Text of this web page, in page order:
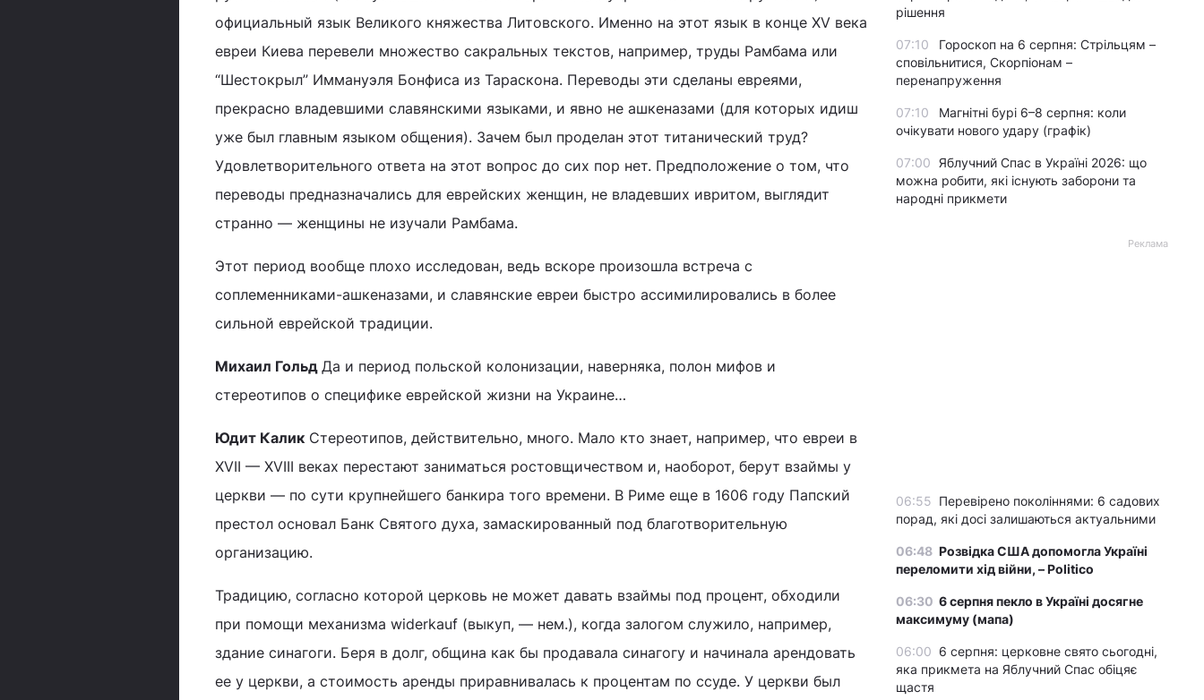
официальный язык Великого княжества Литовского. Именно на этот язык в конце XV века
евреи Киева перевели множество сакральных текстов, например, труды Рамбама или
“Шестокрыл” Иммануэля Бонфиса из Тараскона. Переводы эти сделаны евреями,
прекрасно владевшими славянскими языками, и явно не ашкеназами (для которых идиш
уже был главным языком общения). Зачем был проделан этот титанический труд?
Удовлетворительного ответа на этот вопрос до сих пор нет. Предположение о том, что
переводы предназначались для еврейских женщин, не владевших ивритом, выглядит
странно — женщины не изучали Рамбама.
Этот период вообще плохо исследован, ведь вскоре произошла встреча с
соплеменниками-ашкеназами, и славянские евреи быстро ассимилировались в более
сильной еврейской традиции.
Михаил Гольд Да и период польской колонизации, наверняка, полон мифов и
стереотипов о специфике еврейской жизни на Украине…
Юдит Калик Стереотипов, действительно, много. Мало кто знает, например, что евреи в
XVII — XVIII веках перестают заниматься ростовщичеством и, наоборот, берут взаймы у
церкви — по сути крупнейшего банкира того времени. В Риме еще в 1606 году Папский
престол основал Банк Святого духа, замаскированный под благотворительную
организацию.
Традицию, согласно которой церковь не может давать взаймы под процент, обходили
при помощи механизма widerkauf (выкуп, — нем.), когда залогом служило, например,
здание синагоги. Беря в долг, община как бы продавала синагогу и начинала арендовать
ее у церкви, а стоимость аренды приравнивалась к процентам по ссуде. У церкви был
рішення
07:10
Гороскоп на 6 серпня: Стрільцям –
сповільнитися, Скорпіонам –
перенапруження
07:10
Магнітні бурі 6–8 серпня: коли
очікувати нового удару (графік)
07:00 Яблучний Спас в Україні 2026: що
можна робити, які існують заборони та
народні прикмети
Реклама
06:55 Перевірено поколіннями: 6 садових
порад, які досі залишаються актуальними
06:48 Розвідка США допомогла Україні
переломити хід війни, – Politico
06:30 6 серпня пекло в Україні досягне
максимуму (мапа)
06:00 6 серпня: церковне свято сьогодні,
яка прикмета на Яблучний Спас обіцяє
щастя